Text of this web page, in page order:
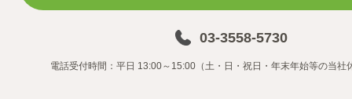
03-3558-5730
電話受付時間：平日 13:00～15:00（土・日・祝日・年末年始等の当社